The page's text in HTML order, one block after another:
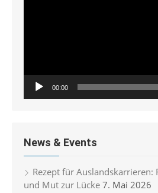
00:00
News & Events
Rezept für
und Mut zur Lücke 7. Mai 2026